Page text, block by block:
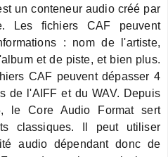
un conteneur audio créé par
Les fichiers CAF peuvent
: nom de l'artiste,
et de piste, et bien plus.
CAF peuvent dépasser 4
de l'AIFF et du WAV. Depuis
le Core Audio Format sert
classiques. Il peut utiliser
audio dépendant donc de